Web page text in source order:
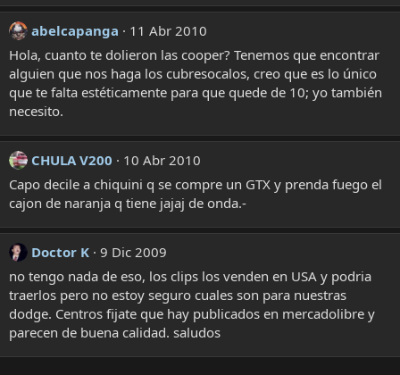
abelcapanga
11 Abr 2010
Hola, cuanto te dolieron las cooper? Tenemos que encontrar
alguien que nos haga los cubresocalos, creo que es lo único
que te falta estéticamente para que quede de 10; yo también
necesito.
CHULA V200
10 Abr 2010
Capo decile a chiquini q se compre un GTX y prenda fuego el
cajon de naranja q tiene jajaj de onda.-
Doctor K 9 Dic 2009
no tengo nada de eso, los clips los venden en USA y podria
traerlos pero no estoy seguro cuales son para nuestras
dodge. Centros fijate que hay publicados en mercadolibre y
parecen de buena calidad. saludos